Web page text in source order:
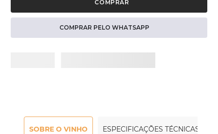
COMPRAR PELO WHATSAPP
SOBRE O VINHO ESPECIFICAÇÕES TÉCNICAS